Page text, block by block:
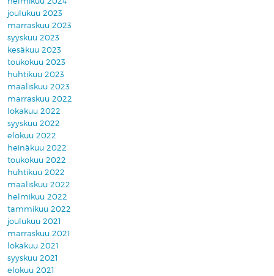
joulukuu 2023
marraskuu 2023
syyskuu 2023
kesäkuu 2023
toukokuu 2023
huhtikuu 2023
maaliskuu 2023
marraskuu 2022
lokakuu 2022
syyskuu 2022
elokuu 2022
heinäkuu 2022
toukokuu 2022
huhtikuu 2022
maaliskuu 2022
helmikuu 2022
tammikuu 2022
joulukuu 2021
marraskuu 2021
lokakuu 2021
syyskuu 2021
elokuu 2021